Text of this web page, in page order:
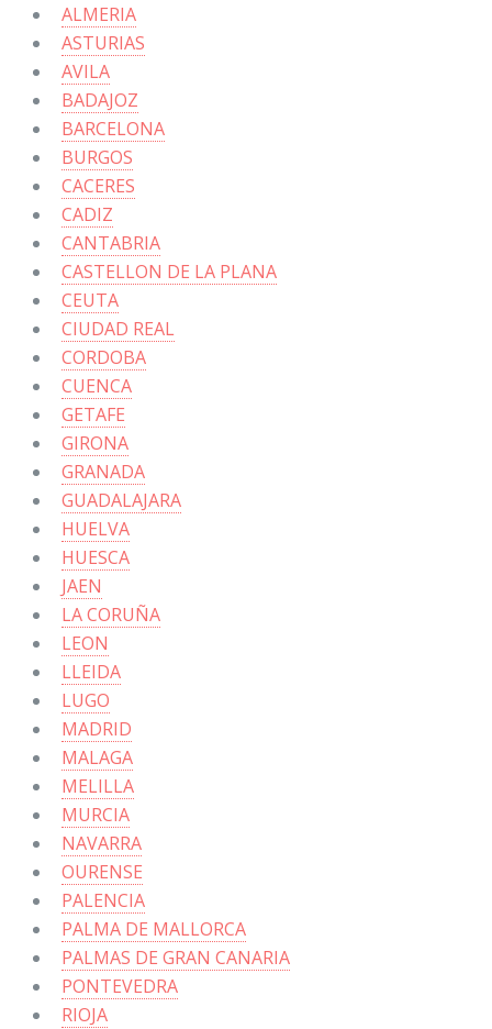
ALMERIA
ASTURIAS
AVILA
BADAJOZ
BARCELONA
BURGOS
CACERES
CADIZ
CANTABRIA
CASTELLON DE LA PLANA
CEUTA
CIUDAD REAL
CORDOBA
CUENCA
GETAFE
GIRONA
GRANADA
GUADALAJARA
HUELVA
HUESCA
JAEN
LA CORUÑA
LEON
LLEIDA
LUGO
MADRID
MALAGA
MELILLA
MURCIA
NAVARRA
OURENSE
PALENCIA
PALMA DE MALLORCA
PALMAS DE GRAN CANARIA
PONTEVEDRA
RIOJA